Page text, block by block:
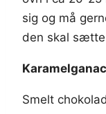
sig og må
den skal
Smelt